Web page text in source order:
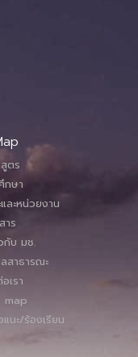
ตร
กษา
ละหน่วยงาน
าร
กับ มช.
สาธารณะ
เรา
map
แนะ/ร้องเรียน